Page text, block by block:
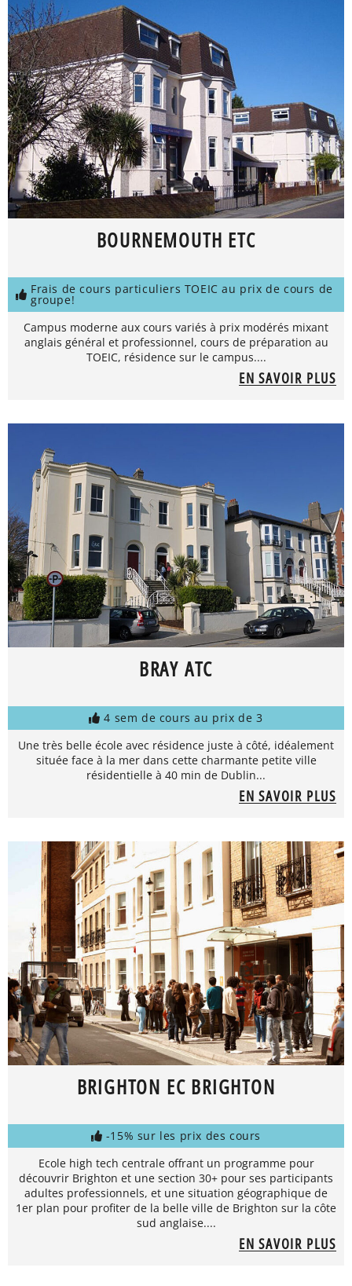
BOURNEMOUTH ETC
Frais de cours particuliers TOEIC au prix de cours de
groupe!
Campus moderne aux cours variés à prix modérés mixant
anglais général et professionnel, cours de préparation au
TOEIC, résidence sur le campus....
EN SAVOIR PLUS
BRAY ATC
4 sem de cours au prix de 3
Une très belle école avec résidence juste à côté, idéalement
située face à la mer dans cette charmante petite ville
résidentielle à 40 min de Dublin...
EN SAVOIR PLUS
BRIGHTON EC BRIGHTON
-15% sur les prix des cours
Ecole high tech centrale offrant un programme pour
découvrir Brighton et une section 30+ pour ses participants
adultes professionnels, et une situation géographique de
1er plan pour profiter de la belle ville de Brighton sur la côte
sud anglaise....
EN SAVOIR PLUS